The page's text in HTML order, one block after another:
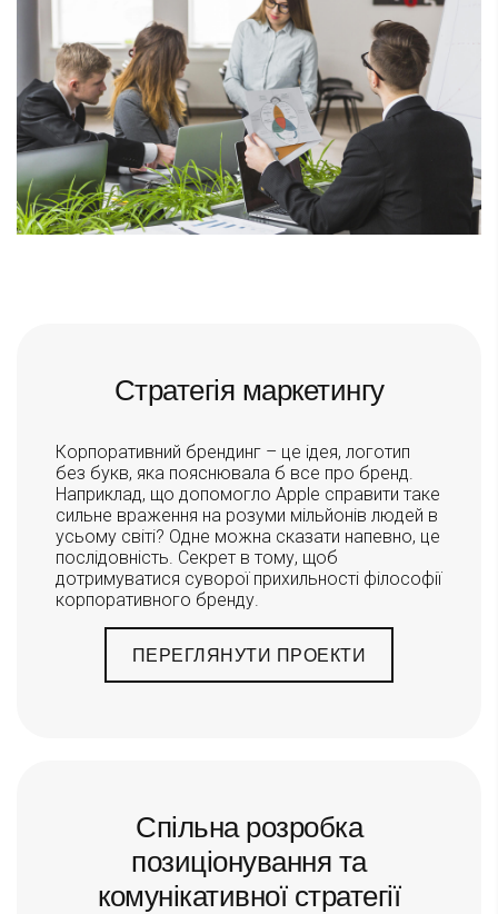
Стратегія маркетингу
Корпоративний брендинг – це ідея, логотип
без букв, яка пояснювала б все про бренд.
Наприклад, що допомогло Apple справити таке
сильне враження на розуми мільйонів людей в
усьому світі? Одне можна сказати напевно, це
послідовність. Секрет в тому, щоб
дотримуватися суворої прихильності філософії
корпоративного бренду.
ПЕРЕГЛЯНУТИ ПРОЕКТИ
Спільна розробка
позиціонування та
комунікативної стратегії